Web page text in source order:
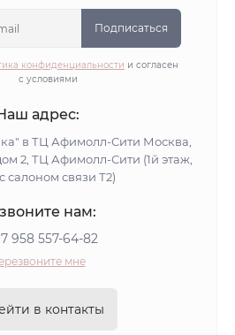
Подписаться
конфиденциальности и согласен
с условиями
адрес:
в ТЦ Афимолл-Сити Москва,
2, ТЦ Афимолл-Сити (1й этаж,
салоном связи Т2)
нам:
958 557-64-82
мне
в контакты